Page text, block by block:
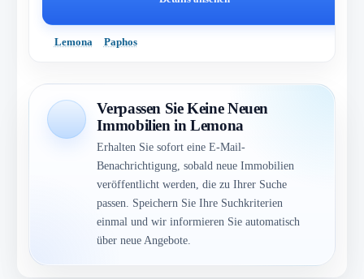
Lemona Paphos
Verpassen Sie Keine Neuen
Immobilien in Lemona
Erhalten Sie sofort eine E-Mail-
Benachrichtigung, sobald neue Immobilien
veröffentlicht werden, die zu Ihrer Suche
passen. Speichern Sie Ihre Suchkriterien
einmal und wir informieren Sie automatisch
über neue Angebote.